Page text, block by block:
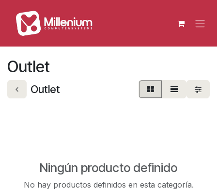
Outlet
Outlet
Ningún producto definido
No hay productos definidos en esta categoría.